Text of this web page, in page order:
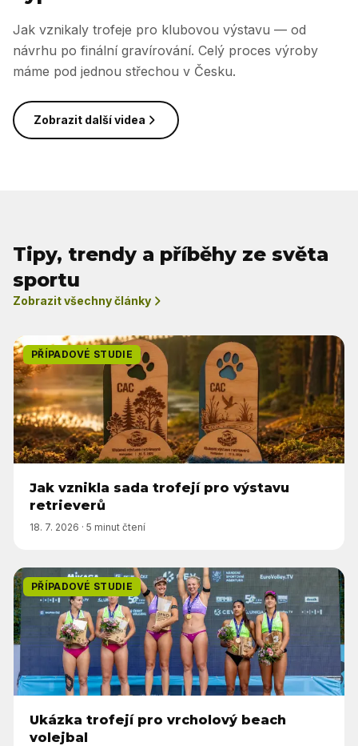
Jak vznikaly trofeje pro klubovou výstavu — od
návrhu po finální gravírování. Celý proces výroby
máme pod jednou střechou v Česku.
Zobrazit další videa
Tipy, trendy a příběhy ze světa
sportu
Zobrazit všechny články
PŘÍPADOVÉ STUDIE
Jak vznikla sada trofejí pro výstavu
retrieverů
18. 7. 2026 · 5 minut čtení
PŘÍPADOVÉ STUDIE
Ukázka trofejí pro vrcholový beach
volejbal